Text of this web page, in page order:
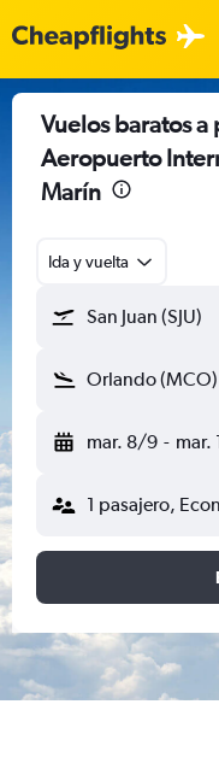
Vuelos baratos
Aeropuerto
Marín
Ida y vuelta
San Juan (SJU)
Orlando (MCO)
mar. 8/9 - mar.
1 pasajero,